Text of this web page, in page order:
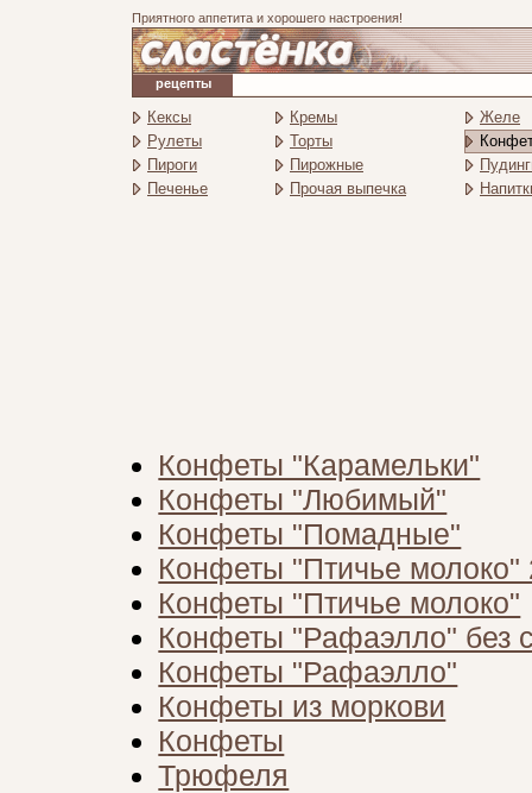
Приятного аппетита и хорошего настроения!
рецепты
Кексы
Рулеты
Пироги
Печенье
Кремы
Торты
Пирожные
Прочая выпечка
Желе
Конфеты "Карамельки"
Конфеты "Любимый"
Конфеты "Помадные"
Конфеты "Птичье молоко"
Конфеты "Птичье молоко"
Конфеты "Рафаэлло" без
Конфеты "Рафаэлло"
Конфеты из моркови
Конфеты
Трюфеля